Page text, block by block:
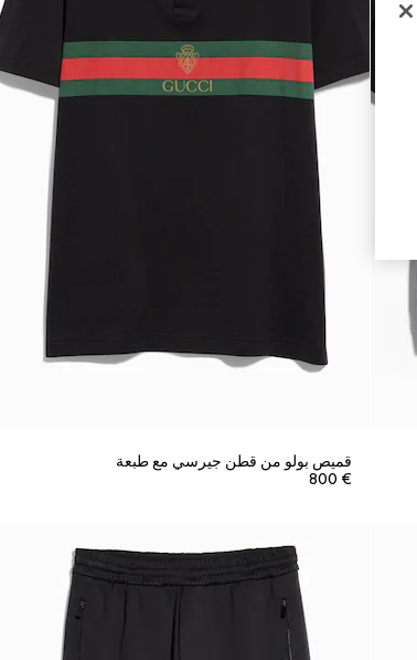
قميص بولو من قطن جيرسي مع طبعة
€ 800